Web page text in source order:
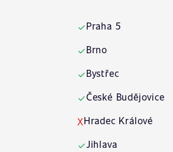
✓Praha 5
✓Brno
✓Bystřec
✓České Budějovice
XHradec Králové
✓Jihlava